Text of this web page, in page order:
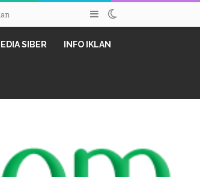
Sidebar
SIBER INFO IKLAN